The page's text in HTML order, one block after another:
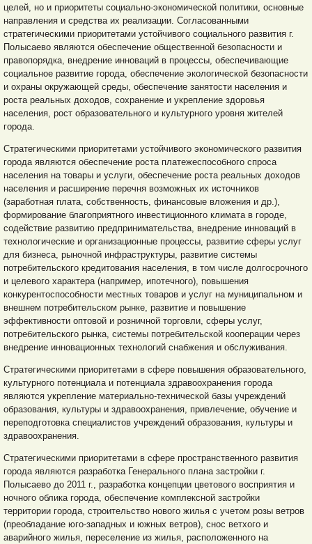
целей, но и приоритеты социально-экономической политики, основные
направления и средства их реализации. Согласованными
стратегическими приоритетами устойчивого социального развития г.
Полысаево являются обеспечение общественной безопасности и
правопорядка, внедрение инноваций в процессы, обеспечивающие
социальное развитие города, обеспечение экологической безопасности
и охраны окружающей среды, обеспечение занятости населения и
роста реальных доходов, сохранение и укрепление здоровья
населения, рост образовательного и культурного уровня жителей
города.
Стратегическими приоритетами устойчивого экономического развития
города являются обеспечение роста платежеспособного спроса
населения на товары и услуги, обеспечение роста реальных доходов
населения и расширение перечня возможных их источников
(заработная плата, собственность, финансовые вложения и др.),
формирование благоприятного инвестиционного климата в городе,
содействие развитию предпринимательства, внедрение инноваций в
технологические и организационные процессы, развитие сферы услуг
для бизнеса, рыночной инфраструктуры, развитие системы
потребительского кредитования населения, в том числе долгосрочного
и целевого характера (например, ипотечного), повышения
конкурентоспособности местных товаров и услуг на муниципальном и
внешнем потребительском рынке, развитие и повышение
эффективности оптовой и розничной торговли, сферы услуг,
потребительского рынка, системы потребительской кооперации через
внедрение инновационных технологий снабжения и обслуживания.
Стратегическими приоритетами в сфере повышения образовательного,
культурного потенциала и потенциала здравоохранения города
являются укрепление материально-технической базы учреждений
образования, культуры и здравоохранения, привлечение, обучение и
переподготовка специалистов учреждений образования, культуры и
здравоохранения.
Стратегическими приоритетами в сфере пространственного развития
города являются разработка Генерального плана застройки г.
Полысаево до 2011 г., разработка концепции цветового восприятия и
ночного облика города, обеспечение комплексной застройки
территории города, строительство нового жилья с учетом розы ветров
(преобладание юго-западных и южных ветров), снос ветхого и
аварийного жилья, переселение из жилья, расположенного на